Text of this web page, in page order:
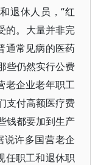
退休人员，“红
的。大量并非完
通常见病的医药
些仍然实行公费
老企业老年职工
支付高额医疗费
钱都要加到生产
说许多国营老企
任职工和退休职